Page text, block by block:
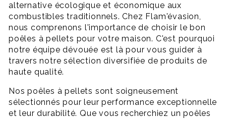
alternative écologique et économique aux
combustibles traditionnels. Chez Flam'évasion,
nous comprenons l'importance de choisir le bon
poêles à pellets pour votre maison. C'est pourquoi
notre équipe dévouée est là pour vous guider à
travers notre sélection diversifiée de produits de
haute qualité.
Nos poêles à pellets sont soigneusement
sélectionnés pour leur performance exceptionnelle
et leur durabilité. Que vous recherchiez un poêles